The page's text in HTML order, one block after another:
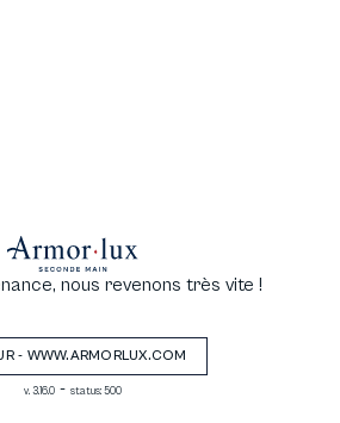
nous revenons très vite !
- WWW.ARMORLUX.COM
v. 3.16.0 - status: 500